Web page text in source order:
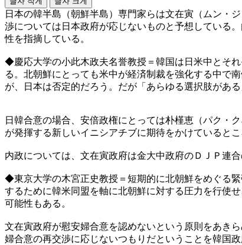
日本の韓半島（朝鮮半島）専門家らは文在寅（ムン・
渉については日本政府が応じないものと予想している
性を指摘している。
◆慶応大学の小此木政夫名誉教授＝韓国は日米中とそ
る。北朝鮮にとっても米中が経済制裁を強化する中で
が、日本は否定的だろう。だが「あらゆる選択肢があ
日韓合意の場合、安倍政権にとっては朴槿恵（パク・
が発揮する新しいイニシアチブに期待をかけているとこ
内政については、文在寅政府は金大中政府のＤＪＰ連
◆東京大学の木宮正史教授＝短期的に北朝鮮をめぐる
するために韓米同盟を軸に北朝鮮に対する圧力を行使
可能性もある。
文在寅政府が慰安婦合意を認めないという原則をあき
婦合意の再交渉に応じないつもりだということを韓国